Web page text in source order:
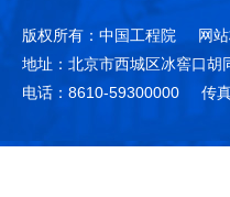
版权所有：中国工程院 网
地址：北京市西城区冰窖口胡
电话：8610-59300000
传